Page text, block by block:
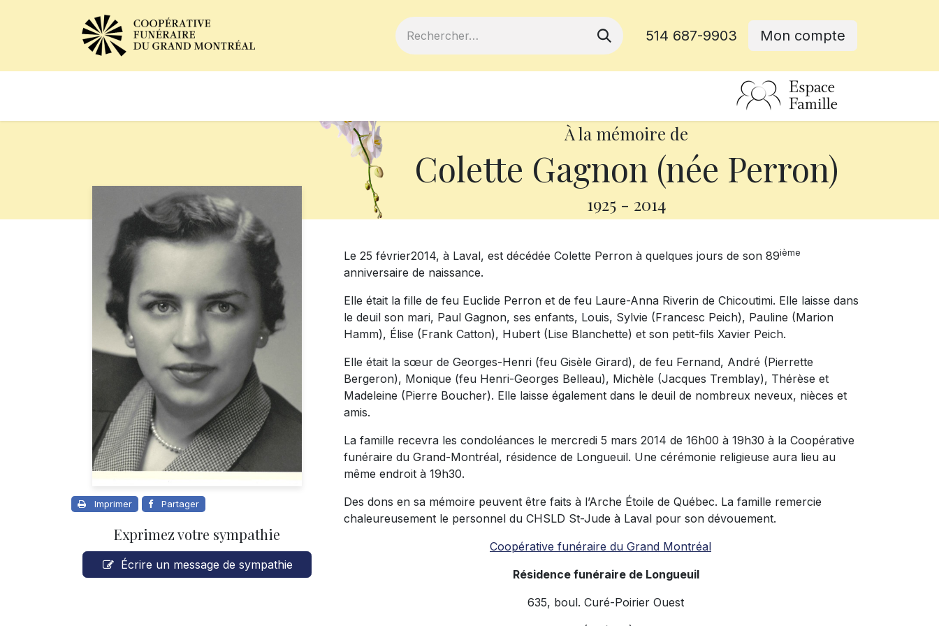
514 687-9903 Mon compte
À la mémoire de
Colette Gagnon (née Perron)
1925 - 2014
Imprimer Partager
Exprimez votre sympathie
Écrire un message de sympathie
Le 25 février2014, à Laval, est décédée Colette Perron à quelques jours de son 89ième
anniversaire de naissance.
Elle était la fille de feu Euclide Perron et de feu Laure-Anna Riverin de Chicoutimi. Elle laisse dans
le deuil son mari, Paul Gagnon, ses enfants, Louis, Sylvie (Francesc Peich), Pauline (Marion
Hamm), Élise (Frank Catton), Hubert (Lise Blanchette) et son petit-fils Xavier Peich.
Elle était la sœur de Georges-Henri (feu Gisèle Girard), de feu Fernand, André (Pierrette
Bergeron), Monique (feu Henri-Georges Belleau), Michèle (Jacques Tremblay), Thérèse et
Madeleine (Pierre Boucher). Elle laisse également dans le deuil de nombreux neveux, nièces et
amis.
La famille recevra les condoléances le mercredi 5 mars 2014 de 16h00 à 19h30 à la Coopérative
funéraire du Grand-Montréal, résidence de Longueuil. Une cérémonie religieuse aura lieu au
même endroit à 19h30.
Des dons en sa mémoire peuvent être faits à l’Arche Étoile de Québec. La famille remercie
chaleureusement le personnel du CHSLD St-Jude à Laval pour son dévouement.
Coopérative funéraire du Grand Montréal
Résidence funéraire de Longueuil
635, boul. Curé-Poirier Ouest